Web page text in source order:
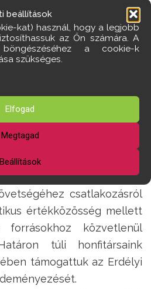
beállítások
kat) használ, hogy a legjobb
az Ön számára. A
a cookie-k
szükséges.
Elfogad
Megtagad
Beállítások
határozatot,
volna megépülni
tűzifa-
helyi ügy. Fontos
nyomán városi
készül, melynek
a képviselő-testület a
csatlakozásról
értékközösség mellett
közvetlenül
túli honfitársaink
támogattuk az Erdélyi